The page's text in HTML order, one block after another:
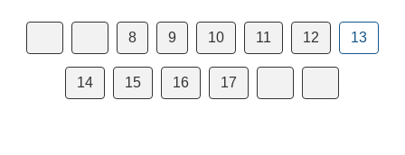
8 9 10 11 12 13
14 15 16 17